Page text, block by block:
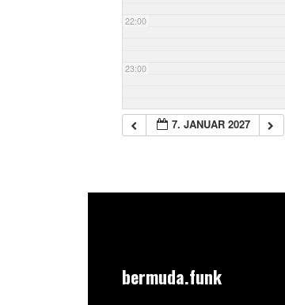
22:00
23:00
7. JANUAR 2027
bermuda.funk